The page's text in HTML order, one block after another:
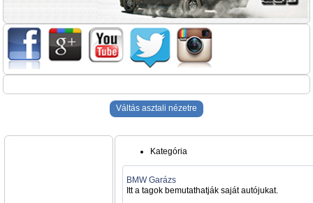
Váltás asztali nézetre
Kategória
BMW Garázs
Itt a tagok bemutathatják saját autójukat.